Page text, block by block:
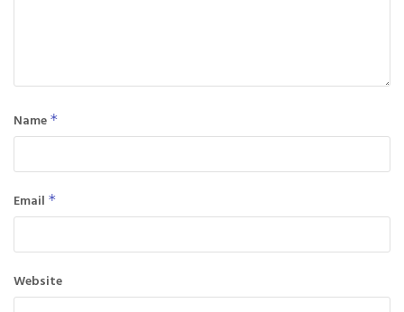
Name *
Email *
Website